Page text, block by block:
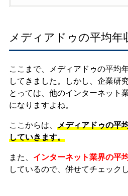
メディアドゥの平均年
ここまで、メディアドゥの平均
してきました。しかし、企業研
とっては、他のインターネット
になりますよね。
ここからは、 メディアドゥの平
していきます。
また、 インターネット業界の平
しているので、併せてチェック